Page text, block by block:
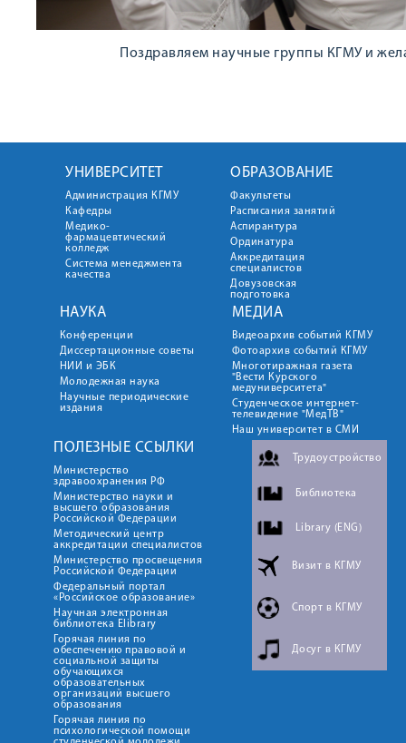
Поздравляем научные группы КГМУ и
УНИВЕРСИТЕТ
Администрация КГМУ
Кафедры
Медико-
фармацевтический
колледж
Система менеджмента
качества
ОБРАЗОВАНИЕ
Факультеты
Расписания занятий
Аспирантура
Ординатура
Аккредитация
специалистов
Довузовская
подготовка
НАУКА
Конференции
Диссертационные советы
НИИ и ЭБК
Молодежная наука
Научные периодические
издания
МЕДИА
Видеоархив событий КГМУ
Фотоархив событий КГМУ
Многотиражная газета
"Вести Курского
медуниверситета"
Студенческое интернет-
телевидение "МедТВ"
Наш университет в СМИ
ПОЛЕЗНЫЕ ССЫЛКИ
Министерство
здравоохранения РФ
Министерство науки и
высшего образования
Российской Федерации
Методический центр
аккредитации специалистов
Министерство просвещения
Российской Федерации
Федеральный портал
«Российское образование»
Научная электронная
библиотека Elibrary
Горячая линия по
обеспечению правовой и
социальной защиты
обучающихся
образовательных
организаций высшего
образования
Горячая линия по
психологической помощи
Трудоустройство
Библиотека
Library (ENG)
Визит в КГМУ
Спорт в КГМУ
Досуг в КГМУ